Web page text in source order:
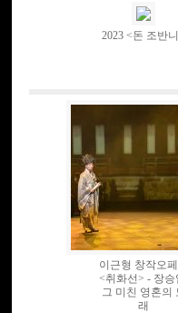
2023 <돈 조반
이근형 창작오
<취화선> - 장승
그 미친 영혼의
래